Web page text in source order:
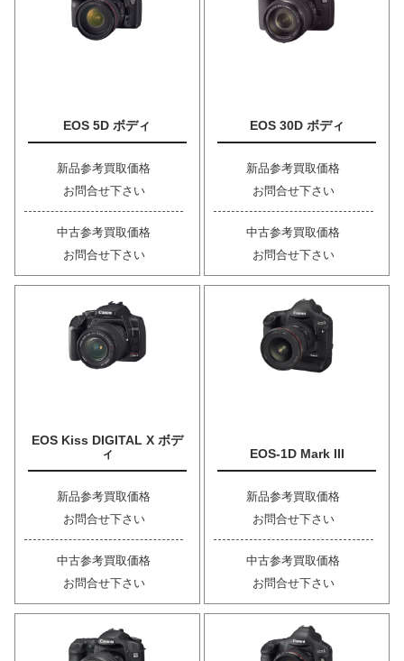
EOS 5D ボディ
新品参考買取価格
お問合せ下さい
中古参考買取価格
お問合せ下さい
EOS 30D ボディ
新品参考買取価格
お問合せ下さい
中古参考買取価格
お問合せ下さい
EOS Kiss DIGITAL X ボデ
ィ
新品参考買取価格
お問合せ下さい
中古参考買取価格
お問合せ下さい
EOS-1D Mark III
新品参考買取価格
お問合せ下さい
中古参考買取価格
お問合せ下さい